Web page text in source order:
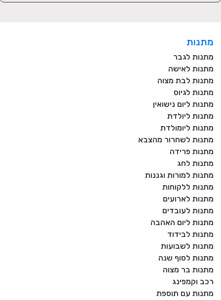
מתנות
מתנות לגבר
מתנות לאישה
מתנות לבת מצוה
מתנות לגיוס
מתנות ליום נישואין
מתנות ליולדת
מתנות ליומולדת
מתנות לשחרור מהצבא
מתנות פרידה
מתנות לחג
מתנות למורות וגננות
מתנות ללקוחות
מתנות לארועים
מתנות לעובדים
מתנות ליום האהבה
מתנות לבידוד
מתנות לשבועות
מתנות לסוף שנה
מתנות בר מצוה
רכב וקמפינג
מתנות עם תוספת